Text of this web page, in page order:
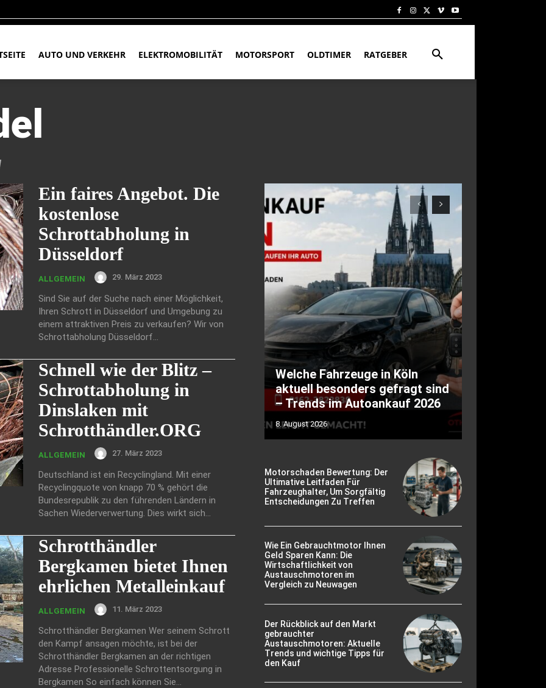
AUTO UND VERKEHR ELEKTROMOBILITÄT MOTORSPORT OLDTIMER RATGEBER
Ein faires Angebot. Die
kostenlose
Schrottabholung in
Düsseldorf
ALLGEMEIN 29. März 2023
Sind Sie auf der Suche nach einer Möglichkeit,
Ihren Schrott in Düsseldorf und Umgebung zu
einem attraktiven Preis zu verkaufen? Wir von
Schrottabholung Düsseldorf...
Schnell wie der Blitz –
Schrottabholung in
Dinslaken mit
Schrotthändler.ORG
ALLGEMEIN 27. März 2023
Deutschland ist ein Recyclingland. Mit einer
Recyclingquote von knapp 70 % gehört die
Bundesrepublik zu den führenden Ländern in
Sachen Wiederverwertung. Dies wirkt sich...
Schrotthändler
Bergkamen bietet Ihnen
ehrlichen Metalleinkauf
ALLGEMEIN 11. März 2023
Schrotthändler Bergkamen Wer seinem Schrott
den Kampf ansagen möchte, ist bei der
Schrotthändler Bergkamen an der richtigen
Adresse Professionelle Schrottentsorgung in
Bergkamen So einfach können Sie...
Welche Fahrzeuge in Köln
aktuell besonders gefragt sind
– Trends im Autoankauf 2026
8. August 2026
Motorschaden Bewertung: Der
Ultimative Leitfaden Für
Fahrzeughalter, Um Sorgfältig
Entscheidungen Zu Treffen
Wie Ein Gebrauchtmotor Ihnen
Geld Sparen Kann: Die
Wirtschaftlichkeit von
Austauschmotoren im
Vergleich zu Neuwagen
Der Rückblick auf den Markt
gebrauchter
Austauschmotoren: Aktuelle
Trends und wichtige Tipps für
den Kauf